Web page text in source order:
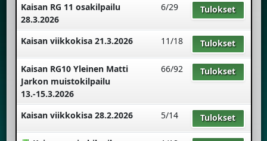
Kaisan RG 11 osakilpailu
28.3.2026
6/29 Tulokset
Kaisan viikkokisa 21.3.2026 11/18 Tulokset
Kaisan RG10 Yleinen Matti
Jarkon muistokilpailu
13.-15.3.2026
66/92 Tulokset
Kaisan viikkokisa 28.2.2026 5/14 Tulokset